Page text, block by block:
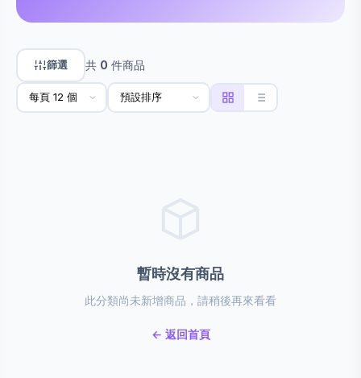
篩選 共 0 件商品
暫時沒有商品
此分類尚未新增商品，請稍後再來看看
← 返回首頁